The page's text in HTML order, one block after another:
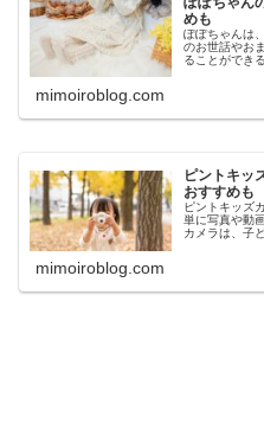
めも
ぽぽちゃんは
のお世話やお
ることができ
mimoiroblog.com
ピントキッ
おすすめも
ピントキッズ
単に写真や動
カメラは、子
mimoiroblog.com